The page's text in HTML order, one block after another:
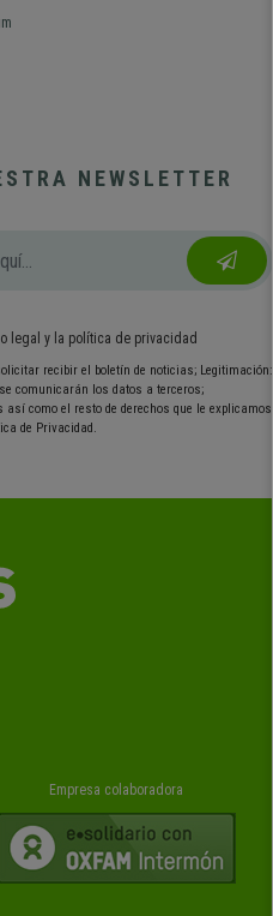
NEWSLETTER
legal y la política de privacidad
recibir el boletín de noticias; Legitimación:
comunicarán los datos a terceros;
como el resto de derechos que le explicamos
de Privacidad.
Empresa colaboradora